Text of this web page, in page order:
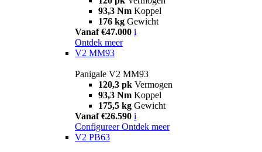
93,3 Nm Koppel
176 kg Gewicht
Vanaf €47.000 i
Ontdek meer
V2 MM93
Panigale V2 MM93
120,3 pk Vermogen
93,3 Nm Koppel
175,5 kg Gewicht
Vanaf €26.590 i
Configureer Ontdek meer
V2 PB63